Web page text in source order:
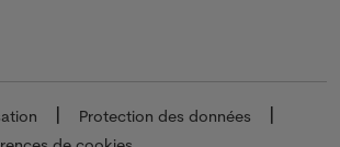
Protection des données